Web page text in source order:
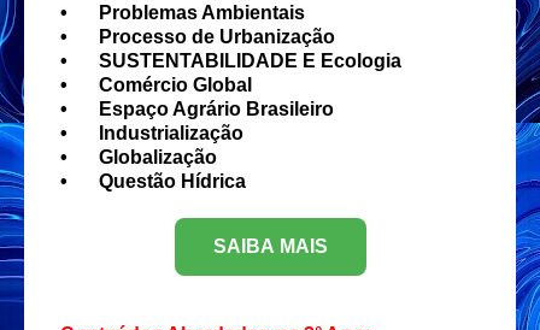
•
Problemas Ambientais
•
Processo de Urbanização
•
SUSTENTABILIDADE E Ecologia
•
Comércio Global
•
Espaço Agrário Brasileiro
•
Industrialização
•
Globalização
•
Questão Hídrica
SAIBA MAIS